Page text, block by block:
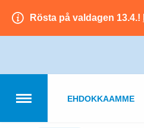
Rösta på valdagen 13.4.!
EHDOKKAAMME